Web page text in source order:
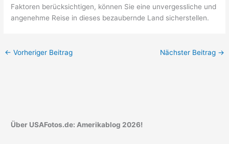
Faktoren berücksichtigen, können Sie eine unvergessliche und
angenehme Reise in dieses bezaubernde Land sicherstellen.
← Vorheriger Beitrag Nächster Beitrag →
Über USAFotos.de: Amerikablog 2026!